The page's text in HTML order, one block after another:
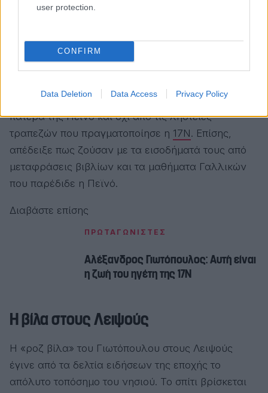
user protection.
CONFIRM
Data Deletion Data Access Privacy Policy
Οι Αρχές δεν βρήκαν κανένα στοιχείο που να
υπεράσπιση απέδειξε πως η αγορά των δύο
ακινήτων τους -ένα στον Βύρωνα και η «ροζ βίλα»
ζευγαριού έγιναν με χρήματα από κληρονομιά του
πατέρα της Πεϊνό και όχι από τις ληστείες
τραπεζών που πραγματοποίησε η 17Ν. Επίσης,
απέδειξε πως ζούσαν με τα εισοδήματά τους από
μεταφράσεις βιβλίων και τα μαθήματα Γαλλικών
που παρέδιδε η Πεϊνό.
Διαβάστε επίσης
ΠΡΩΤΑΓΩΝΙΣΤΕΣ
Aλέξανδρος Γιωτόπουλος: Aυτή είναι
η ζωή του ηγέτη της 17N
Η βίλα στους Λειψούς
Η «ροζ βίλα» του Γιωτόπουλου στους Λειψούς
έγινε από τα δελτία ειδήσεων της εποχής το
απόλυτο τοπόσημο του νησιού. Το σπίτι βρίσκεται